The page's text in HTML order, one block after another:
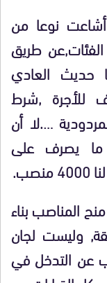
أشاعت نوعا من
الفئات,عن طريق
حديث العادي
للأجرة ,شرط
….لا أن
ما يصرف على
المناصب بناء
وليست لجان
عن التدخل في